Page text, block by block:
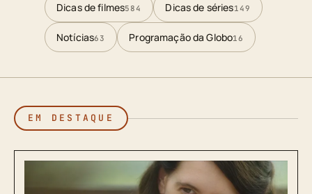
Dicas de filmes584 Dicas de séries149
Notícias63 Programação da Globo16
EM DESTAQUE